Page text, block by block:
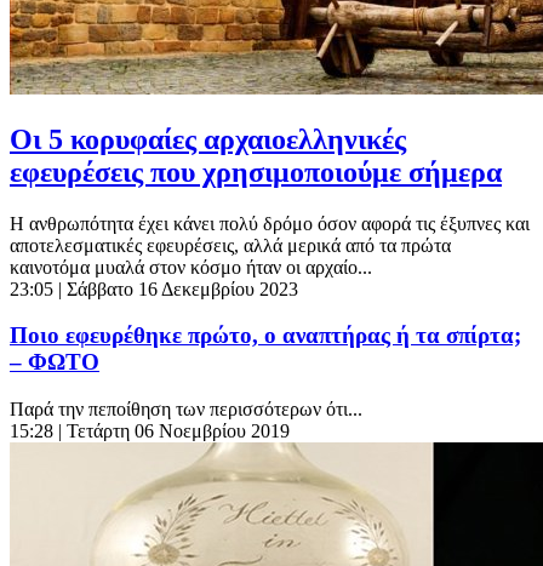
Οι 5 κορυφαίες αρχαιοελληνικές
εφευρέσεις που χρησιμοποιούμε σήμερα
Η ανθρωπότητα έχει κάνει πολύ δρόμο όσον αφορά τις έξυπνες και
αποτελεσματικές εφευρέσεις, αλλά μερικά από τα πρώτα
καινοτόμα μυαλά στον κόσμο ήταν οι αρχαίο...
23:05 | Σάββατο 16 Δεκεμβρίου 2023
Ποιο εφευρέθηκε πρώτο, ο αναπτήρας ή τα σπίρτα;
– ΦΩΤΟ
Παρά την πεποίθηση των περισσότερων ότι...
15:28 | Τετάρτη 06 Νοεμβρίου 2019